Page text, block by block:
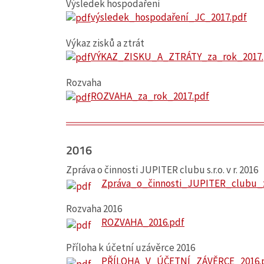
Výsledek hospodaření
výsledek_hospodaření_JC_2017.pdf
Výkaz zisků a ztrát
Rozvaha
ROZVAHA_za_rok_2017.pdf
2016
Zpráva o činnosti JUPITER clubu s.r.o. v r. 2016
Rozvaha 2016
ROZVAHA_2016.pdf
Příloha k účetní uzávěrce 2016